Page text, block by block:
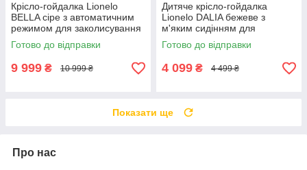
Крісло-гойдалка Lionelo
BELLA сіре з автоматичним
режимом для заколисування
та спокійного відпочинку
немовляти вдень
Готово до відправки
9 999 ₴ 10 999 ₴
Дитяче крісло-гойдалка
Lionelo DALIA бежеве з
м'яким сидінням для
спокійного відпочинку та
заколисування немовляти
вдома
Готово до відправки
4 099 ₴ 4 499 ₴
Показати ще
Про нас